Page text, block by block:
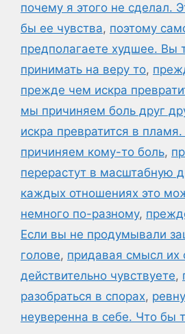
почему я этого не сделал.
бы ее чувства, поэтому
предполагаете худшее. Вы
принимать на веру то,
прежде чем искра
мы причиняем боль друг
искра превратится в
причиняем кому-то боль,
перерастут в масштабную
каждых отношениях это
немного по-разному,
Если вы не продумывали
голове, придавая смысл их
действительно чувствуете,
разобраться в спорах,
неуверенна в себе. Что бы